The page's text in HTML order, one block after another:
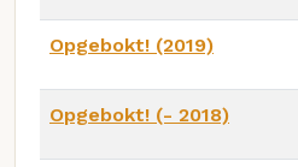
Opgebokt! (2019)
Opgebokt! (- 2018)